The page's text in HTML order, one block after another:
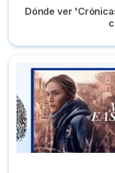
Dónde ver
Dónde ver 'Mare of